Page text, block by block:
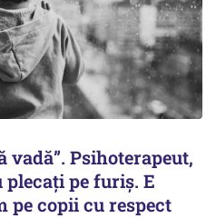
vadă”. Psihoterapeut,
pe furiș. E
pe copii cu respect